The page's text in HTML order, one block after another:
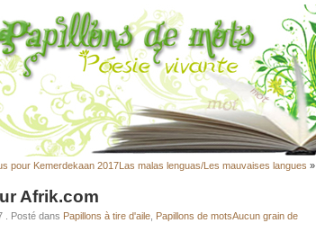
pour Kemerdekaan 2017Las malas lenguas/Les mauvaises langues »
Afrik.com
. Posté dans Papillons à tire d'aile Papillons de motsAucun grain de